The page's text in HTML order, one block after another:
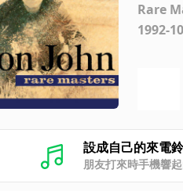
Rare
1992-
設成自己的來電
朋友打來時手機響